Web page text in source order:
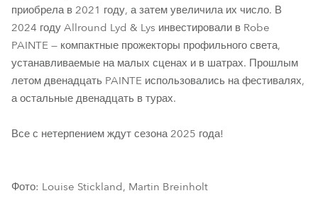
приобрела в 2021 году, а затем увеличила их число. В
2024 году Allround Lyd & Lys инвестировали в Robe
PAINTE — компактные прожекторы профильного света,
устанавливаемые на малых сценах и в шатрах. Прошлым
летом двенадцать PAINTE использовались на фестивалях,
а остальные двенадцать в турах.
Все с нетерпением ждут сезона 2025 года!
Фото: Louise Stickland, Martin Breinholt